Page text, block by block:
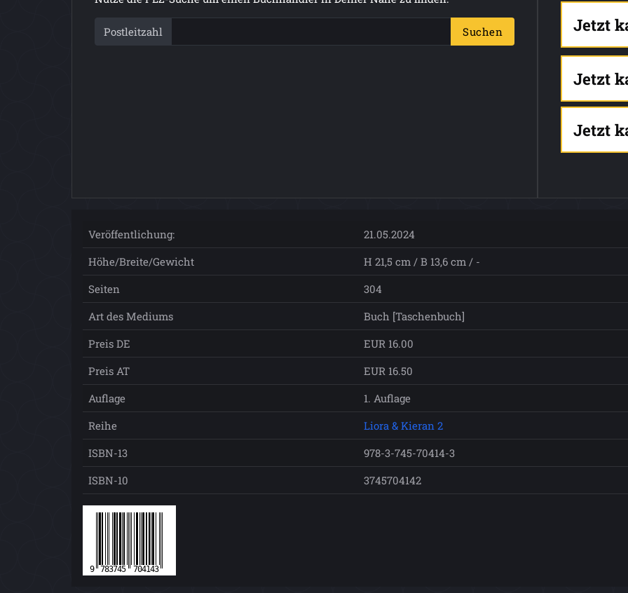
Postleitzahl Suchen Jetzt
Jetzt
Jetzt
Veröffentlichung:
21.05.2024
Höhe/Breite/Gewicht
H 21,5 cm / B 13,6 cm / -
Seiten
304
Art des Mediums
Buch [Taschenbuch]
Preis DE
EUR 16.00
Preis AT
EUR 16.50
Auflage
1. Auflage
Reihe
Liora & Kieran 2
ISBN-13
978-3-745-70414-3
ISBN-10
3745704142